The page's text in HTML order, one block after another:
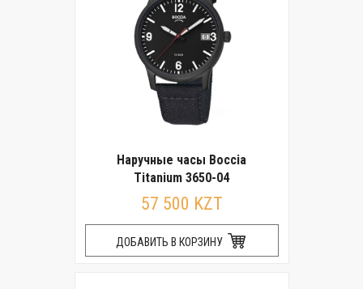
Наручные часы Boccia
Titanium 3650-04
57 500 KZT
ДОБАВИТЬ В КОРЗИНУ